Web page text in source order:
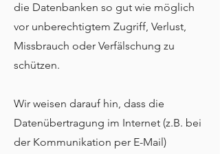
die Datenbanken so gut wie möglich
vor unberechtigtem Zugriff, Verlust,
Missbrauch oder Verfälschung zu
schützen.
Wir weisen darauf hin, dass die
Datenübertragung im Internet (z.B. bei
der Kommunikation per E-Mail)